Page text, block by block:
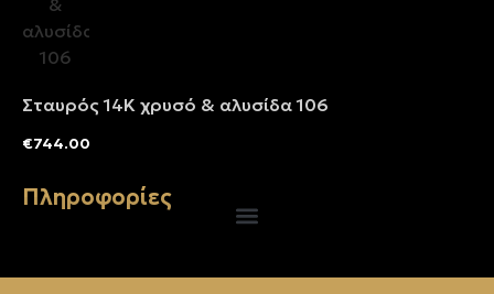
Σταυρός 14Κ χρυσό & αλυσίδα 106
€744.00
Πληροφορίες